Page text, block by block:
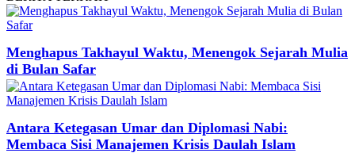
Menghapus Takhayul Waktu, Menengok Sejarah Mulia
di Bulan Safar
Antara Ketegasan Umar dan Diplomasi Nabi:
Membaca Sisi Manajemen Krisis Daulah Islam